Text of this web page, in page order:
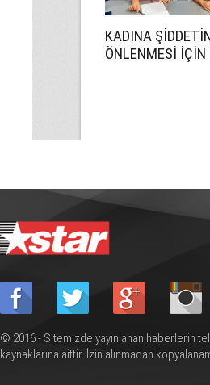
KADINA
ÖNLENMESİ İÇİN
© 2016 - Sitemizde yayınlanan haberlerin
kaynaklarına aittir. İzin alınmadan